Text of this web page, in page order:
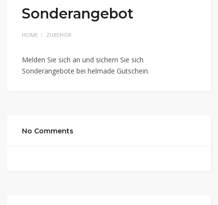
Sonderangebot
HOME ZUBEHÖR
Melden Sie sich an und sichern Sie sich
Sonderangebote bei helmade Gutschein.
No Comments